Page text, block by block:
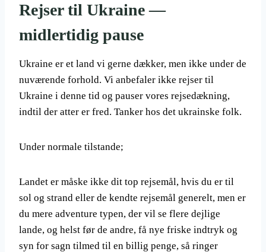
Rejser til Ukraine —
midlertidig pause
Ukraine er et land vi gerne dækker, men ikke under de
nuværende forhold. Vi anbefaler ikke rejser til
Ukraine i denne tid og pauser vores rejsedækning,
indtil der atter er fred. Tanker hos det ukrainske folk.
Under normale tilstande;
Landet er måske ikke dit top rejsemål, hvis du er til
sol og strand eller de kendte rejsemål generelt, men er
du mere adventure typen, der vil se flere dejlige
lande, og helst før de andre, få nye friske indtryk og
syn for sagn tilmed til en billig penge, så ringer